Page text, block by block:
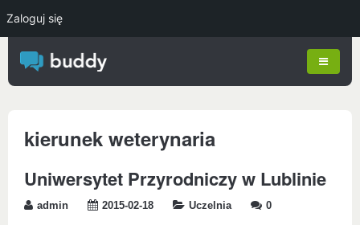
kierunek weterynaria
Uniwersytet Przyrodniczy w Lublinie
admin 2015-02-18 Uczelnia 0
Zaloguj się